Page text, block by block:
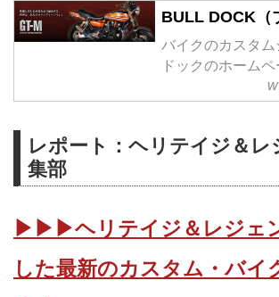
BULL DOCK（
バイクのカスタ
ドックのホームペ
レポート：ヘリテイジ＆レ
集部
▶▶▶ヘリテイジ＆レジェ
した最新のカスタム・バイ